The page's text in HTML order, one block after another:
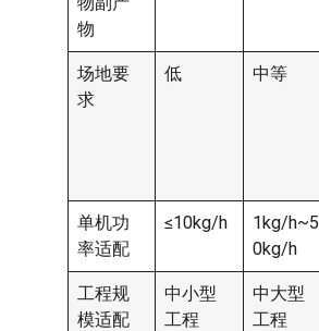
物
场地要
求
低 中等
单机功
率适配
≤10kg/h
1kg/h~5
0kg/h
工程规
模适配
中小型
工程
中大型
工程